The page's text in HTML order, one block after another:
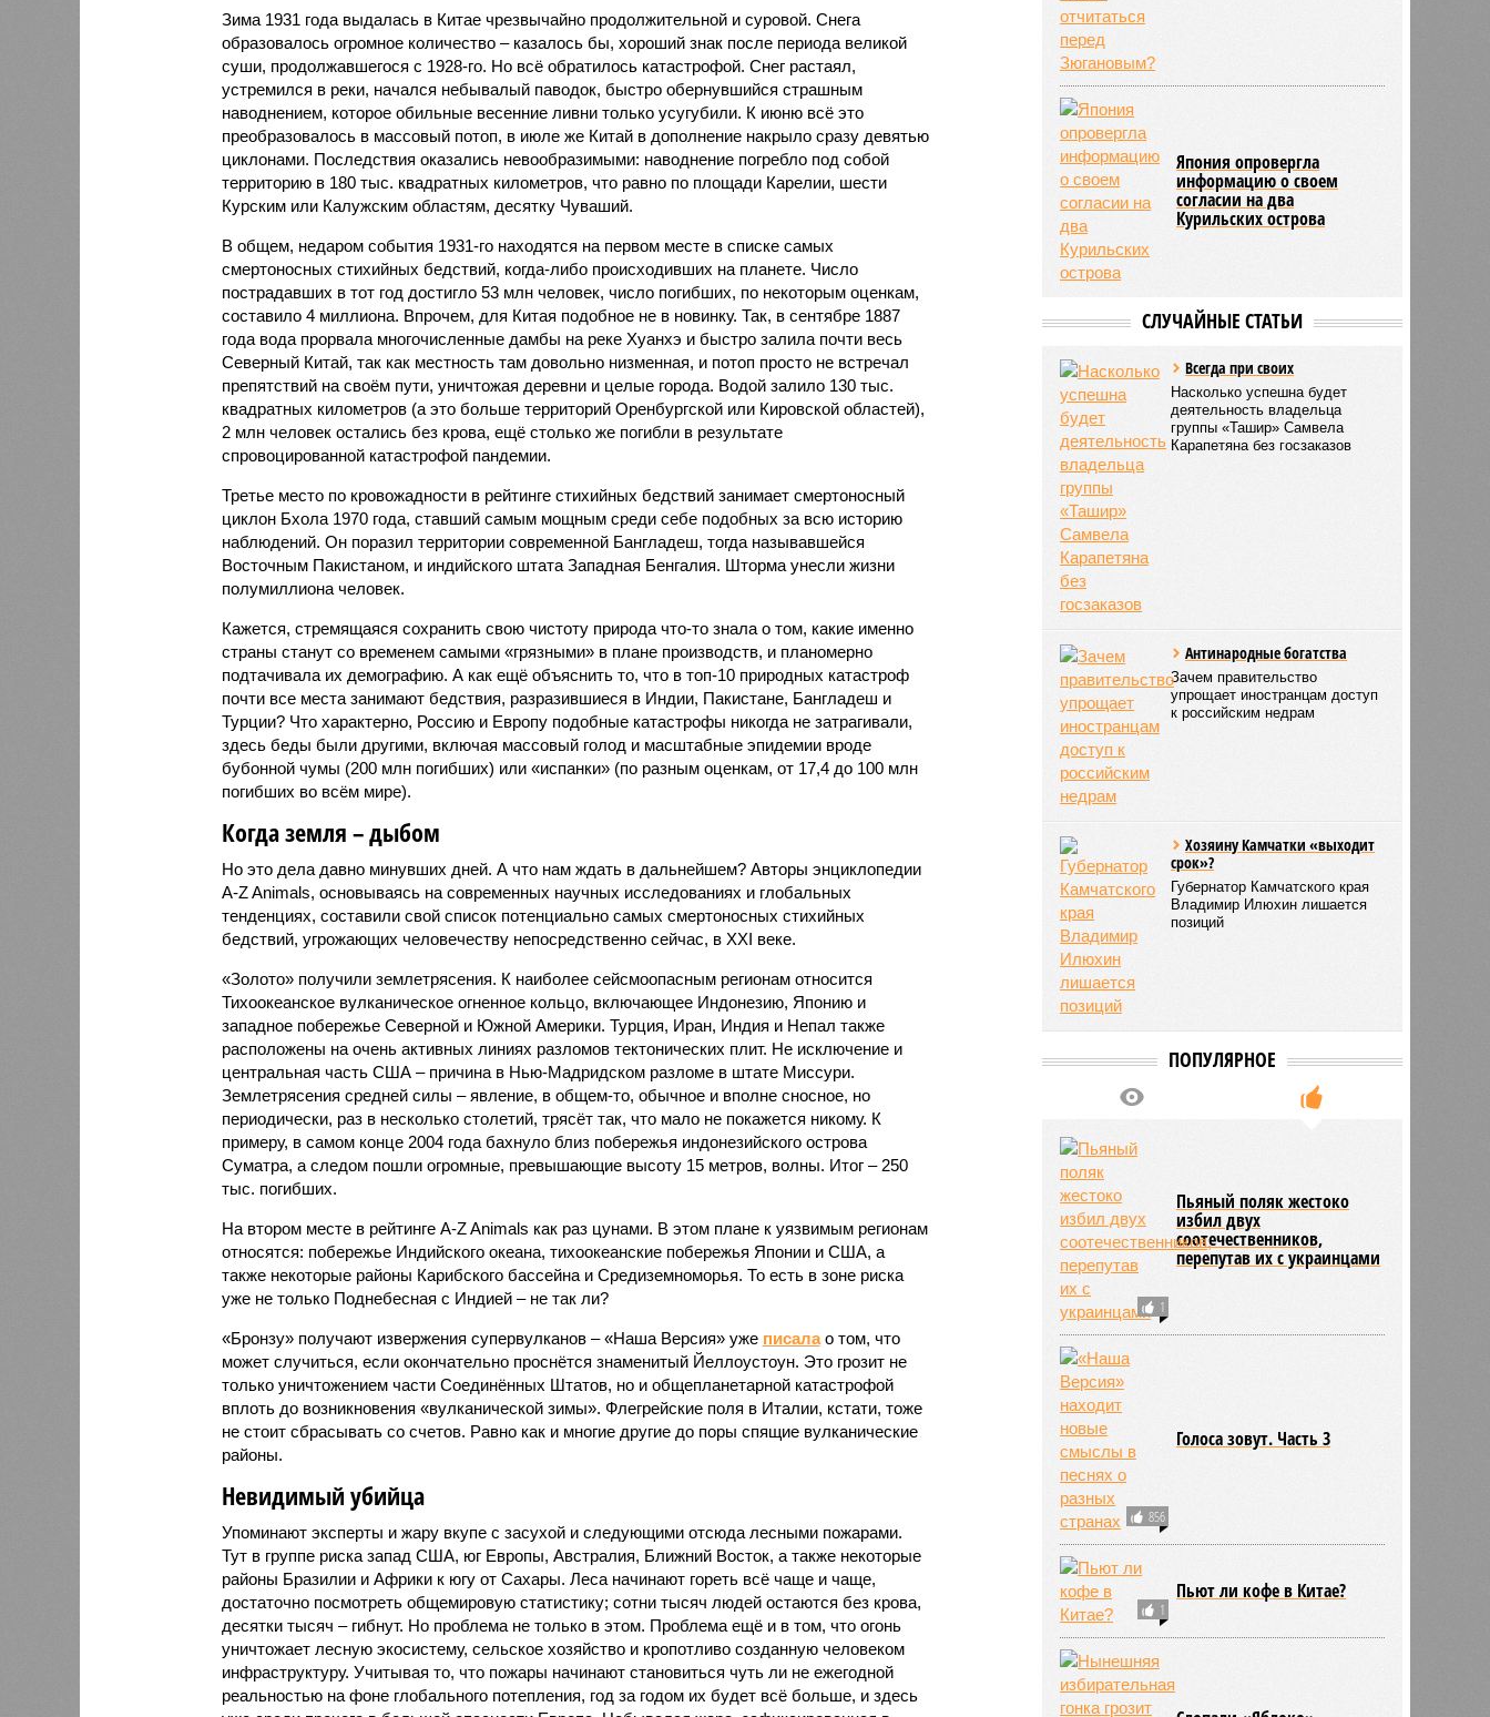
Зима 1931 года выдалась в Китае чрезвычайно продолжительной и суровой. Снега
образовалось огромное количество – казалось бы, хороший знак после периода великой
суши, продолжавшегося с 1928-го. Но всё обратилось катастрофой. Снег растаял,
устремился в реки, начался небывалый паводок, быстро обернувшийся страшным
наводнением, которое обильные весенние ливни только усугубили. К июню всё это
преобразовалось в массовый потоп, в июле же Китай в дополнение накрыло сразу девятью
циклонами. Последствия оказались невообразимыми: наводнение погребло под собой
территорию в 180 тыс. квадратных километров, что равно по площади Карелии, шести
Курским или Калужским областям, десятку Чуваший.
В общем, недаром события 1931-го находятся на первом месте в списке самых
смертоносных стихийных бедствий, когда-либо происходивших на планете. Число
пострадавших в тот год достигло 53 млн человек, число погибших, по некоторым оценкам,
составило 4 миллиона. Впрочем, для Китая подобное не в новинку. Так, в сентябре 1887
года вода прорвала многочисленные дамбы на реке Хуанхэ и быстро залила почти весь
Северный Китай, так как местность там довольно низменная, и потоп просто не встречал
препятствий на своём пути, уничтожая деревни и целые города. Водой залило 130 тыс.
квадратных километров (а это больше территорий Оренбургской или Кировской областей),
2 млн человек остались без крова, ещё столько же погибли в результате
спровоцированной катастрофой пандемии.
Третье место по кровожадности в рейтинге стихийных бедствий занимает смертоносный
циклон Бхола 1970 года, ставший самым мощным среди себе подобных за всю историю
наблюдений. Он поразил территории современной Бангладеш, тогда называвшейся
Восточным Пакистаном, и индийского штата Западная Бенгалия. Шторма унесли жизни
полумиллиона человек.
Кажется, стремящаяся сохранить свою чистоту природа что-то знала о том, какие именно
страны станут со временем самыми «грязными» в плане производств, и планомерно
подтачивала их демографию. А как ещё объяснить то, что в топ-10 природных катастроф
почти все места занимают бедствия, разразившиеся в Индии, Пакистане, Бангладеш и
Турции? Что характерно, Россию и Европу подобные катастрофы никогда не затрагивали,
здесь беды были другими, включая массовый голод и масштабные эпидемии вроде
бубонной чумы (200 млн погибших) или «испанки» (по разным оценкам, от 17,4 до 100 млн
погибших во всём мире).
Когда земля – дыбом
Но это дела давно минувших дней. А что нам ждать в дальнейшем? Авторы энциклопедии
A-Z Animals, основываясь на современных научных исследованиях и глобальных
тенденциях, составили свой список потенциально самых смертоносных стихийных
бедствий, угрожающих человечеству непосредственно сейчас, в XXI веке.
«Золото» получили землетрясения. К наиболее сейсмоопасным регионам относится
Тихоокеанское вулканическое огненное кольцо, включающее Индонезию, Японию и
западное побережье Северной и Южной Америки. Турция, Иран, Индия и Непал также
расположены на очень активных линиях разломов тектонических плит. Не исключение и
центральная часть США – причина в Нью-Мадридском разломе в штате Миссури.
Землетрясения средней силы – явление, в общем-то, обычное и вполне сносное, но
периодически, раз в несколько столетий, трясёт так, что мало не покажется никому. К
примеру, в самом конце 2004 года бахнуло близ побережья индонезийского острова
Суматра, а следом пошли огромные, превышающие высоту 15 метров, волны. Итог – 250
тыс. погибших.
На втором месте в рейтинге A-Z Animals как раз цунами. В этом плане к уязвимым регионам
относятся: побережье Индийского океана, тихо­океанские побережья Японии и США, а
также некоторые районы Карибского бассейна и Средиземноморья. То есть в зоне риска
уже не только Поднебесная с Индией – не так ли?
«Бронзу» получают извержения супервулканов – «Наша Версия» уже писалао том, что
может случиться, если окончательно проснётся знаменитый Йеллоустоун. Это грозит не
только уничтожением части Соединённых Штатов, но и общепланетарной катастрофой
вплоть до возникновения «вулканической зимы». Флегрейские поля в Италии, кстати, тоже
не стоит сбрасывать со счетов. Равно как и многие другие до поры спящие вулканические
районы.
Невидимый убийца
Упоминают эксперты и жару вкупе с засухой и следующими отсюда лесными пожарами.
Тут в группе риска запад США, юг Европы, Австралия, Ближний Восток, а также некоторые
районы Бразилии и Африки к югу от Сахары. Леса начинают гореть всё чаще и чаще,
достаточно посмотреть общемировую статистику; сотни тысяч людей остаются без крова,
десятки тысяч – гибнут. Но проблема не только в этом. Проблема ещё и в том, что огонь
уничтожает лесную экосистему, сельское хозяйство и кропотливо созданную человеком
инфраструктуру. Учитывая то, что пожары начинают становиться чуть ли не ежегодной
реальностью на фоне глобального потепления, год за годом их будет всё больше, и здесь
Япония опровергла
информацию о своем
согласии на два
Курильских острова
СЛУЧАЙНЫЕ СТАТЬИ
Всегда при своих
Насколько успешна будет
деятельность владельца
группы «Ташир» Самвела
Карапетяна без госзаказов
Антинародные богатства
Зачем правительство
упрощает иностранцам доступ
к российским недрам
Хозяину Камчатки «выходит
срок»?
Губернатор Камчатского края
Владимир Илюхин лишается
позиций
ПОПУЛЯРНОЕ
1
Пьяный поляк жестоко
избил двух
соотечественников,
перепутав их с украинцами
856
Голоса зовут. Часть 3
1
Пьют ли кофе в Китае?